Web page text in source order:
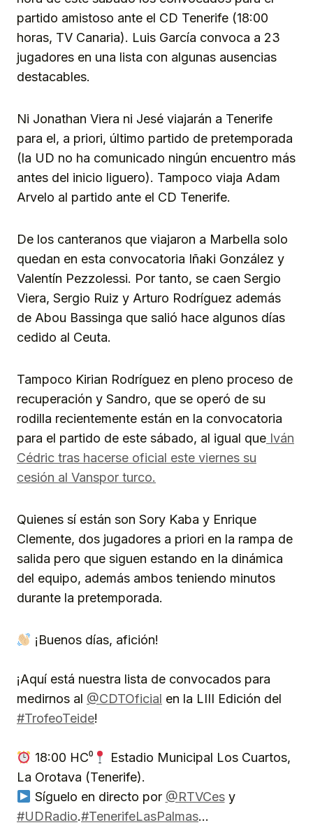
partido amistoso ante el CD Tenerife (18:00
horas, TV Canaria). Luis García convoca a 23
jugadores en una lista con algunas ausencias
destacables.
Ni Jonathan Viera ni Jesé viajarán a Tenerife
para el, a priori, último partido de pretemporada
(la UD no ha comunicado ningún encuentro más
antes del inicio liguero). Tampoco viaja Adam
Arvelo al partido ante el CD Tenerife.
De los canteranos que viajaron a Marbella solo
quedan en esta convocatoria Iñaki González y
Valentín Pezzolessi. Por tanto, se caen Sergio
Viera, Sergio Ruiz y Arturo Rodríguez además
de Abou Bassinga que salió hace algunos días
cedido al Ceuta.
Tampoco Kirian Rodríguez en pleno proceso de
recuperación y Sandro, que se operó de su
rodilla recientemente están en la convocatoria
para el partido de este sábado, al igual que Iván
Cédric tras hacerse oficial este viernes su
cesión al Vanspor turco.
Quienes sí están son Sory Kaba y Enrique
Clemente, dos jugadores a priori en la rampa de
salida pero que siguen estando en la dinámica
del equipo, además ambos teniendo minutos
durante la pretemporada.
¡Buenos días, afición!
¡Aquí está nuestra lista de convocados para
medirnos al @CDTOficial en la LIII Edición del
#TrofeoTeide!
18:00 HC⁰
Estadio Municipal Los Cuartos,
La Orotava (Tenerife).
Síguelo en directo por @RTVCesy
#UDRadio.#TenerifeLasPalmas…